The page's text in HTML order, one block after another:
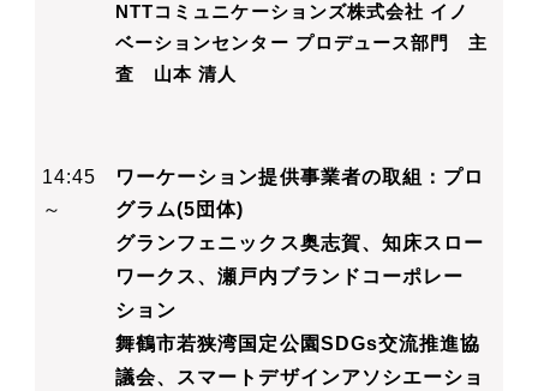
NTTコミュニケーションズ株式会社 イノ
ベーションセンター プロデュース部門 主
査 山本 清人
14:45
～
ワーケーション提供事業者の取組：プロ
グラム(5団体)
グランフェニックス奥志賀、 知床スロー
ワークス、瀬戸内ブランドコーポレー
ション
舞鶴市若狭湾国定公園SDGs交流推進協
議会、
スマートデザインアソシエーショ